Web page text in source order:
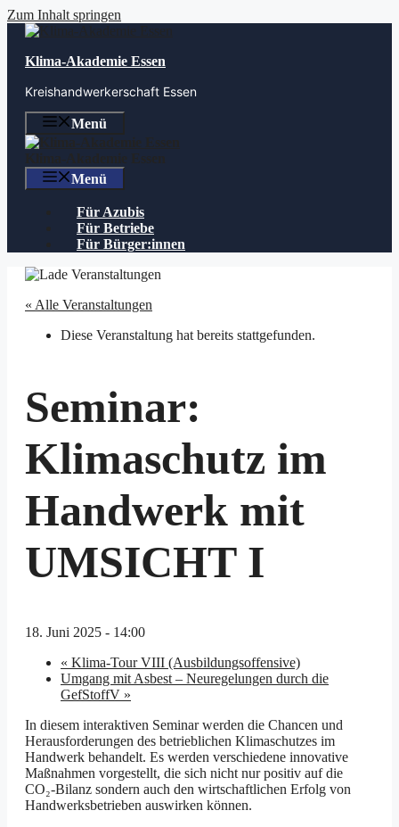
Zum Inhalt springen
Klima-Akademie Essen
Kreishandwerkerschaft Essen
Menü
Menü
Für Azubis
Für Betriebe
Für Bürger:innen
« Alle Veranstaltungen
Diese Veranstaltung hat bereits stattgefunden.
Seminar:
Klimaschutz im
Handwerk mit
UMSICHT I
18. Juni 2025 - 14:00
« Klima-Tour VIII (Ausbildungsoffensive)
Umgang mit Asbest – Neuregelungen durch die
GefStoffV »
In diesem interaktiven Seminar werden die Chancen und
Herausforderungen des betrieblichen Klimaschutzes im
Handwerk behandelt. Es werden verschiedene innovative
Maßnahmen vorgestellt, die sich nicht nur positiv auf die
CO₂-Bilanz sondern auch den wirtschaftlichen Erfolg von
Handwerksbetrieben auswirken können.